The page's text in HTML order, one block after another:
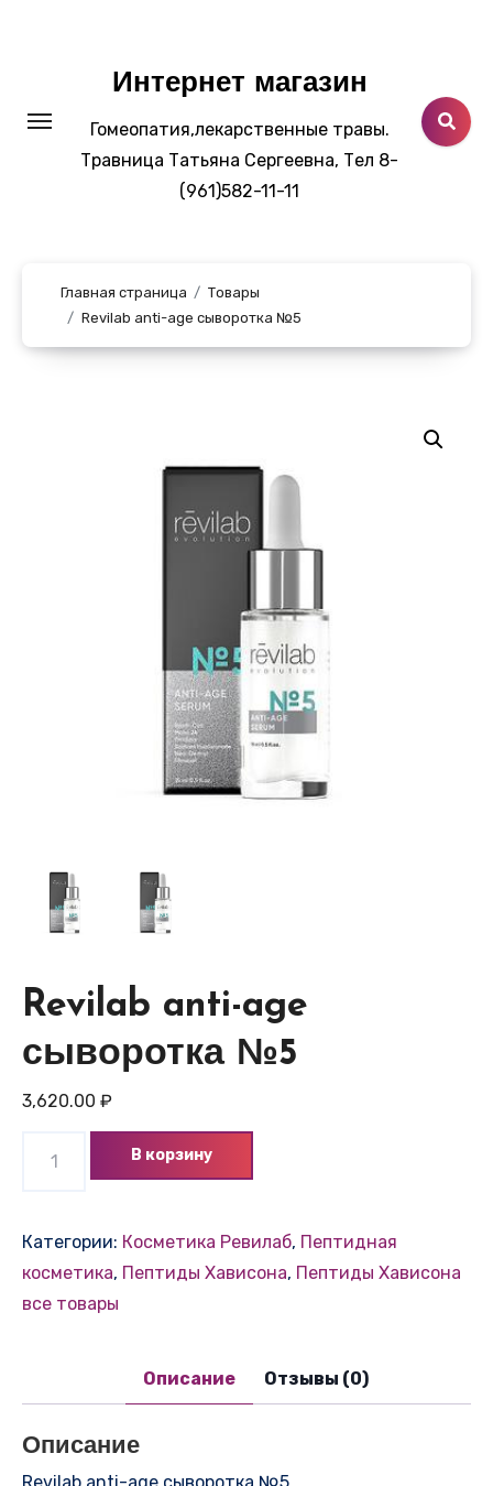
Интернет магазин
Гомеопатия,лекарственные травы.
Травница Татьяна Сергеевна, Тел 8-
(961)582-11-11
Главная страница
Товары
Revilab anti-age сыворотка №5
Revilab anti-age
сыворотка №5
3,620.00 ₽
anti-
age
сыворотка
В корзину
Категории: Косметика Ревилаб, Пептидная
косметика, Пептиды Хависона, Пептиды Хависона
все товары
Описание Отзывы (0)
Описание